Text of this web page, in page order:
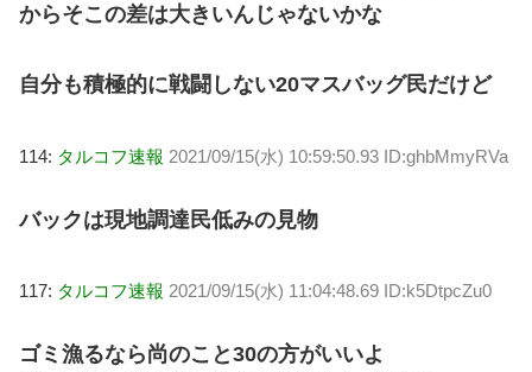
からそこの差は大きいんじゃないかな
自分も積極的に戦闘しない20マスバッグ民だけど
114: タルコフ速報 2021/09/15(水) 10:59:50.93 ID:ghbMmyRVa
バックは現地調達民低みの見物
117: タルコフ速報 2021/09/15(水) 11:04:48.69 ID:k5DtpcZu0
ゴミ漁るなら尚のこと30の方がいいよ